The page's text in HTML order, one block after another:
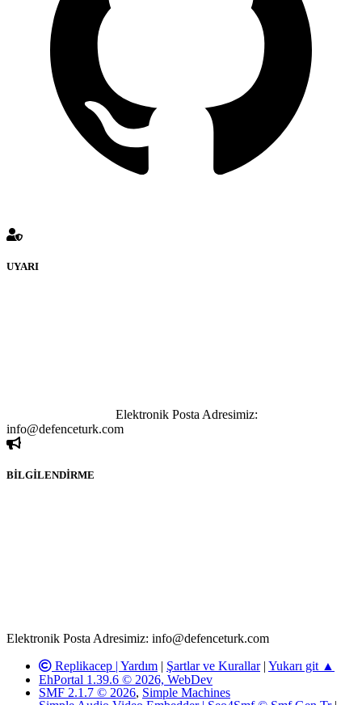
UYARI
Elektronik Posta Adresimiz:
info@defenceturk.com
BİLGİLENDİRME
Elektronik Posta Adresimiz: info@defenceturk.com
Replikacep | Yardım | Şartlar ve Kurallar| Yukarı git ▲
EhPortal 1.39.6 © 2026, WebDev
SMF 2.1.7 © 2026, Simple Machines